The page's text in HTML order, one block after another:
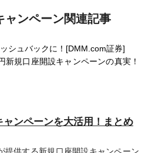
ャンペーン関連記事
シュバックに！[DMM.com証券]
規口座開設キャンペーンの真実！
ンペーンを大活用！まとめ